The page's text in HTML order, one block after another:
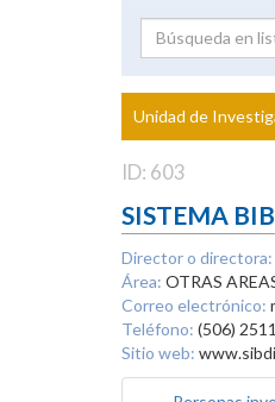
Proyecto
Unidad de
ID: 603
SISTEMA
Director o directora:
Área: OTRAS
Correo electrónico:
Teléfono: (506)
Sitio web: